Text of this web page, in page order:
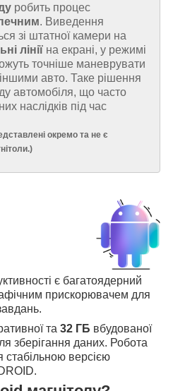
робить процес
. Виведення
зі штатної камери на
лінії на екрані, у режимі
точніше маневрувати
іншими авто. Таке рішення
автомобіля, що часто
наслідків під час
окремо та не є
)
є багатоядерний
прискорювачем для
та 32 ГБ вбудованої
зберігання даних. Робота
стабільною версією